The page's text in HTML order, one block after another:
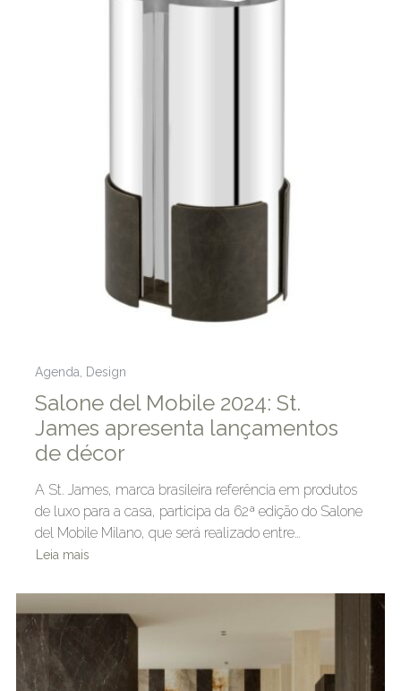
Agenda, Design
Salone del Mobile 2024: St.
James apresenta lançamentos
de décor
A St. James, marca brasileira referência em produtos
de luxo para a casa, participa da 62ª edição do Salone
del Mobile Milano, que será realizado entre…
Leia mais